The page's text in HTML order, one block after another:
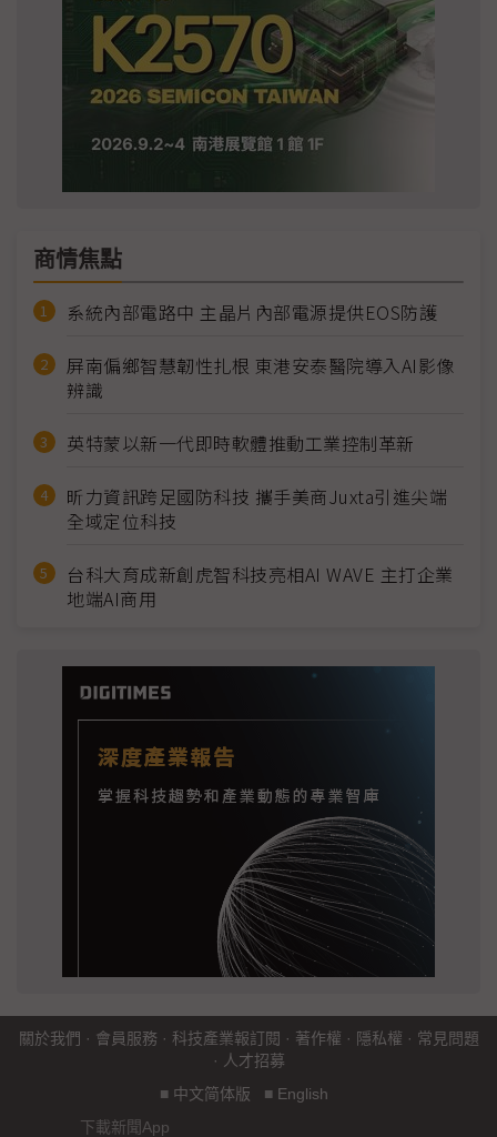
商情焦點
系統內部電路中 主晶片內部電源提供EOS防護
屏南偏鄉智慧韌性扎根 東港安泰醫院導入AI影像
辨識
英特蒙以新一代即時軟體推動工業控制革新
昕力資訊跨足國防科技 攜手美商Juxta引進尖端
全域定位科技
台科大育成新創虎智科技亮相AI WAVE 主打企業
地端AI商用
關於我們 · 會員服務 · 科技產業報訂閱 · 著作權 · 隱私權 · 常見問題
· 人才招募
■ 中文简体版 ■ English
下載新聞App